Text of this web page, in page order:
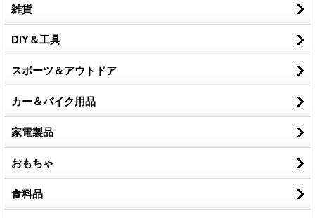
雑貨
DIY＆工具
スポーツ＆アウトドア
カー＆バイク用品
家電製品
おもちゃ
食料品